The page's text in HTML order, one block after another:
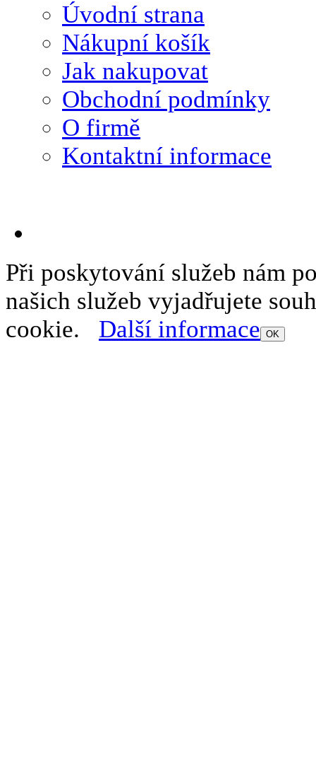
Úvodní strana
Nákupní košík
Jak nakupovat
Obchodní podmínky
O firmě
Kontaktní informace
Při poskytování služeb nám
našich služeb vyjadřujete
cookie. Další informace